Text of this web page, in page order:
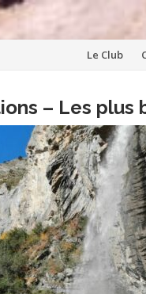
Aller
contenu
Le Club
– Les